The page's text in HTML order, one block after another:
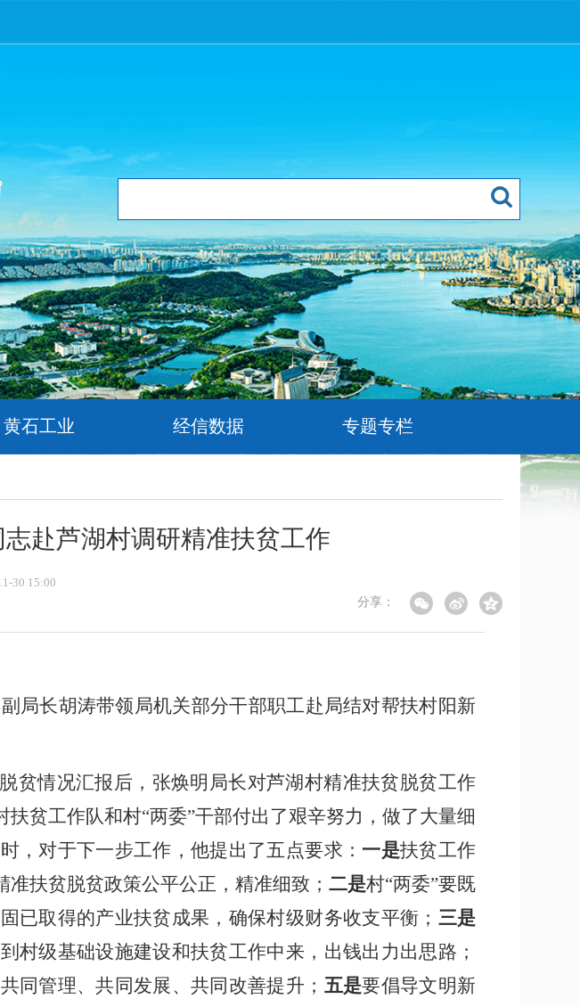
黄石工业 经信数据 专题专栏
赴芦湖村调研精准扶贫工作
30 15:00
分享：
局长胡涛带领局机关部分干部职工赴局结对帮扶村阳新
贫情况汇报后，张焕明局长对芦湖村精准扶贫脱贫工作
贫工作队和村“两委”干部付出了艰辛努力，做了大量细
，对于下一步工作，他提出了五点要求： 一是扶贫工作
扶贫脱贫政策公平公正，精准细致； 二是村“两委”要既
已取得的产业扶贫成果，确保村级财务收支平衡； 三是
村级基础设施建设和扶贫工作中来，出钱出力出思路；
同管理、共同发展、共同改善提升； 五是要倡导文明新